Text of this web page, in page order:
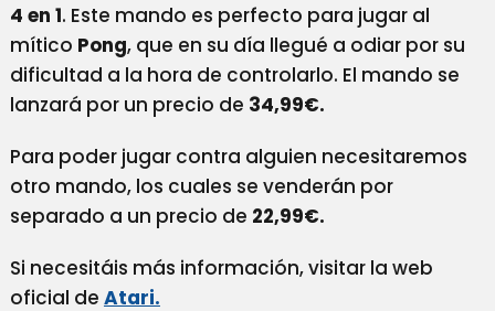
4 en 1. Este mando es perfecto para jugar al
mítico Pong, que en su día llegué a odiar por su
dificultad a la hora de controlarlo. El mando se
lanzará por un precio de 34,99€.
Para poder jugar contra alguien necesitaremos
otro mando, los cuales se venderán por
separado a un precio de 22,99€.
Si necesitáis más información, visitar la web
oficial de Atari.